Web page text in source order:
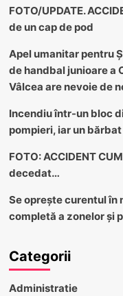
FOTO/UPDATE.
de un cap de pod
Apel umanitar pentru
de handbal junioare a
Vâlcea are nevoie de
Incendiu într-un bloc
pompieri, iar un
FOTO: ACCIDENT
decedat…
Se oprește curentul în
completă a zonelor și
Categorii
Administratie